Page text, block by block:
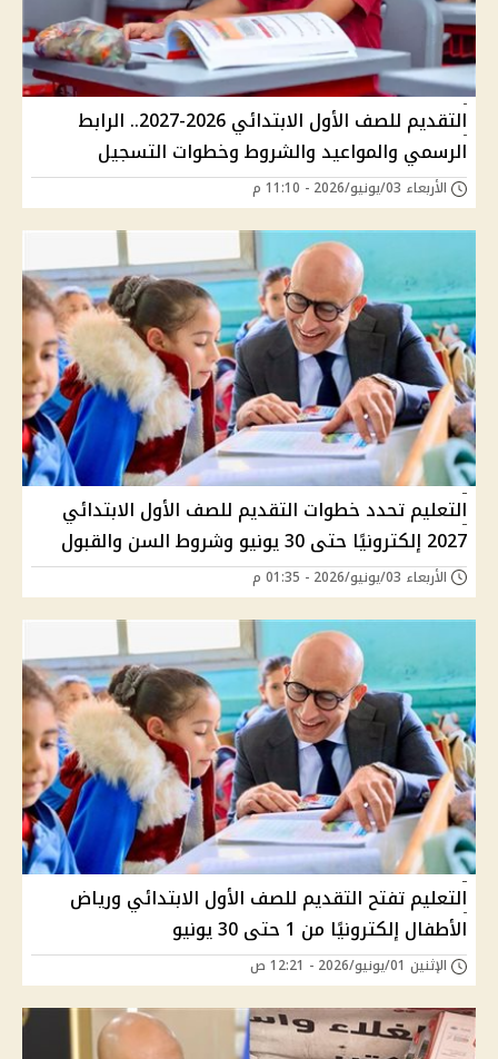
التقديم للصف الأول الابتدائي 2026-2027.. الرابط
الرسمي والمواعيد والشروط وخطوات التسجيل
الأربعاء 03/يونيو/2026 - 11:10 م
التعليم تحدد خطوات التقديم للصف الأول الابتدائي
2027 إلكترونيًا حتى 30 يونيو وشروط السن والقبول
الأربعاء 03/يونيو/2026 - 01:35 م
التعليم تفتح التقديم للصف الأول الابتدائي ورياض
الأطفال إلكترونيًا من 1 حتى 30 يونيو
الإثنين 01/يونيو/2026 - 12:21 ص